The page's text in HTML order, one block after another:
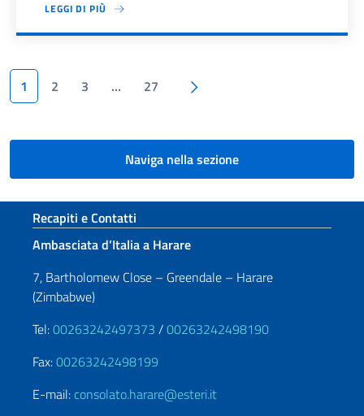
LEGGI DI PIÙ
Paginazione
1 2 3 … 27
Naviga nella sezione
Sezione footer
Recapiti e Contatti
Ambasciata d’Italia a Harare
7, Bartholomew Close – Greendale – Harare
(Zimbabwe)
Tel:00263242497373 /00263242498190
Fax:00263242498199
E-mail: consolato.harare@esteri.it